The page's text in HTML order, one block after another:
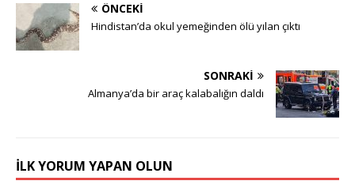
ÖNCEKI
Hindistan’da okul yemeğinden ölü yılan çıktı
SONRAKI
Almanya’da bir araç kalabalığın daldı
İLK YORUM YAPAN OLUN